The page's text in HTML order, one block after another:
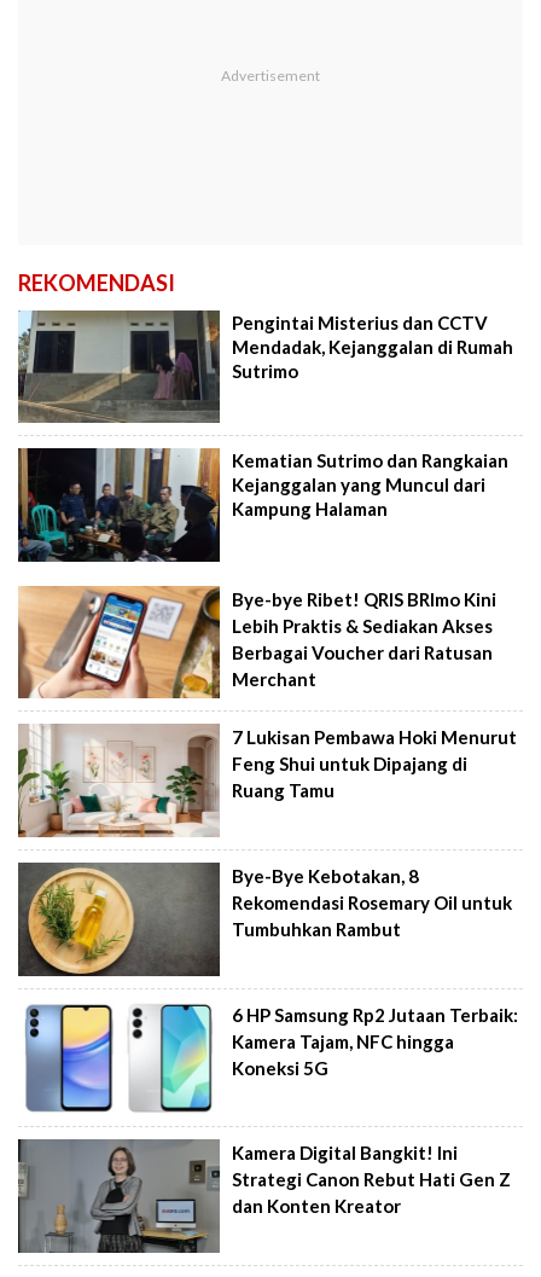
REKOMENDASI
Pengintai Misterius dan CCTV
Mendadak, Kejanggalan di Rumah
Sutrimo
Kematian Sutrimo dan Rangkaian
Kejanggalan yang Muncul dari
Kampung Halaman
Bye-bye Ribet! QRIS BRImo Kini
Lebih Praktis & Sediakan Akses
Berbagai Voucher dari Ratusan
Merchant
7 Lukisan Pembawa Hoki Menurut
Feng Shui untuk Dipajang di
Ruang Tamu
Bye-Bye Kebotakan, 8
Rekomendasi Rosemary Oil untuk
Tumbuhkan Rambut
6 HP Samsung Rp2 Jutaan Terbaik:
Kamera Tajam, NFC hingga
Koneksi 5G
Kamera Digital Bangkit! Ini
Strategi Canon Rebut Hati Gen Z
dan Konten Kreator